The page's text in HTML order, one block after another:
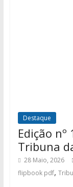
Destaque
Edição
Tribuna
28 Maio, 2026
flipbook pdf,